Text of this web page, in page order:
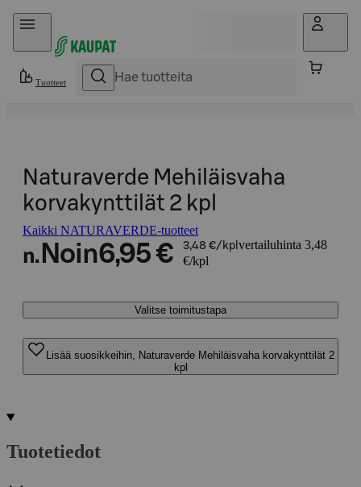
Hyppää sisältöön
Tuotteet
Naturaverde Mehiläisvaha
korvakynttilät 2 kpl
Kaikki NATURAVERDE-tuotteet
n. Noin6,95 € 3,48 €/kpl vertailuhinta 3,48
€/kpl
Valitse toimitustapa
Lisää suosikkeihin, Naturaverde Mehiläisvaha korvakynttilät 2
kpl
Tuotetiedot